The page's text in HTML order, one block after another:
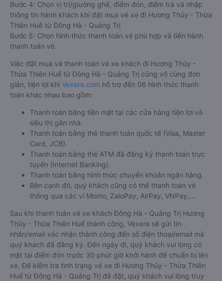
Bước 4: Chọn vị trí/giường ghế, điểm đón, điểm trả và nhập
thông tin hành khách khi đặt mua vé xe đi Hương Thủy - Thừa
Thiên Huế từ Đông Hà - Quảng Trị
Bước 5: Chọn hình thức thanh toán vé phù hợp và tiến hành
thanh toán vé.
Việc đặt mua và thanh toán vé xe khách đi Hương Thủy -
Thừa Thiên Huế từ Đông Hà - Quảng Trị cũng vô cùng đơn
giản, tiện lợi khi Vexere.com hỗ trợ đến 06 hình thức thanh
toán khác nhau bao gồm:
Thanh toán bằng tiền mặt tại các cửa hàng tiện lợi và
siêu thị gần nhà.
Thanh toán bằng thẻ thanh toán quốc tế (Visa, Master
Card, JCB).
Thanh toán bằng thẻ ATM đã đăng ký thanh toán trực
tuyến (Internet Banking).
Thanh toán bằng hình thức chuyển khoản ngân hàng.
Bên cạnh đó, quý khách cũng có thể thanh toán vé
thông qua các ví Momo, ZaloPay, AirPay, VNPay,…
Sau khi thanh toán vé xe khách Đông Hà - Quảng Trị Hương
Thủy - Thừa Thiên Huế thành công, Vexere sẽ gửi tin
nhắn/email xác nhận thành công đến số điện thoại/email mà
quý khách đã đăng ký. Đến ngày đi, quý khách vui lòng có
mặt tại điểm đón trước 30 phút giờ khởi hành để chuẩn bị lên
xe. Để kiểm tra tình trạng vé xe đi Hương Thủy - Thừa Thiên
Huế từ Đông Hà - Quảng Trị đã đặt, quý khách vui lòng truy